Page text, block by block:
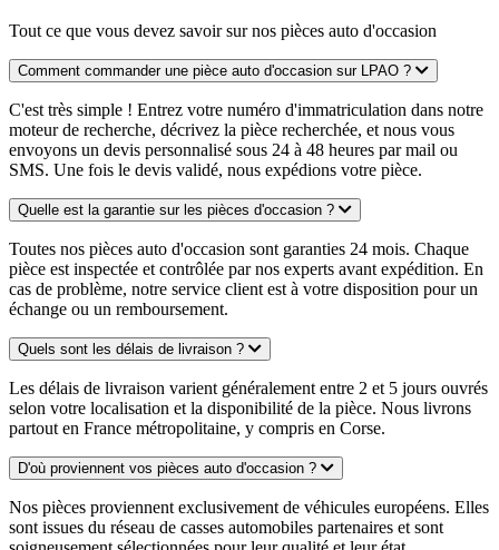
Tout ce que vous devez savoir sur nos pièces auto d'occasion
Comment commander une pièce auto d'occasion sur LPAO ?
C'est très simple ! Entrez votre numéro d'immatriculation dans notre
moteur de recherche, décrivez la pièce recherchée, et nous vous
envoyons un devis personnalisé sous 24 à 48 heures par mail ou
SMS. Une fois le devis validé, nous expédions votre pièce.
Quelle est la garantie sur les pièces d'occasion ?
Toutes nos pièces auto d'occasion sont garanties 24 mois. Chaque
pièce est inspectée et contrôlée par nos experts avant expédition. En
cas de problème, notre service client est à votre disposition pour un
échange ou un remboursement.
Quels sont les délais de livraison ?
Les délais de livraison varient généralement entre 2 et 5 jours ouvrés
selon votre localisation et la disponibilité de la pièce. Nous livrons
partout en France métropolitaine, y compris en Corse.
D'où proviennent vos pièces auto d'occasion ?
Nos pièces proviennent exclusivement de véhicules européens. Elles
sont issues du réseau de casses automobiles partenaires et sont